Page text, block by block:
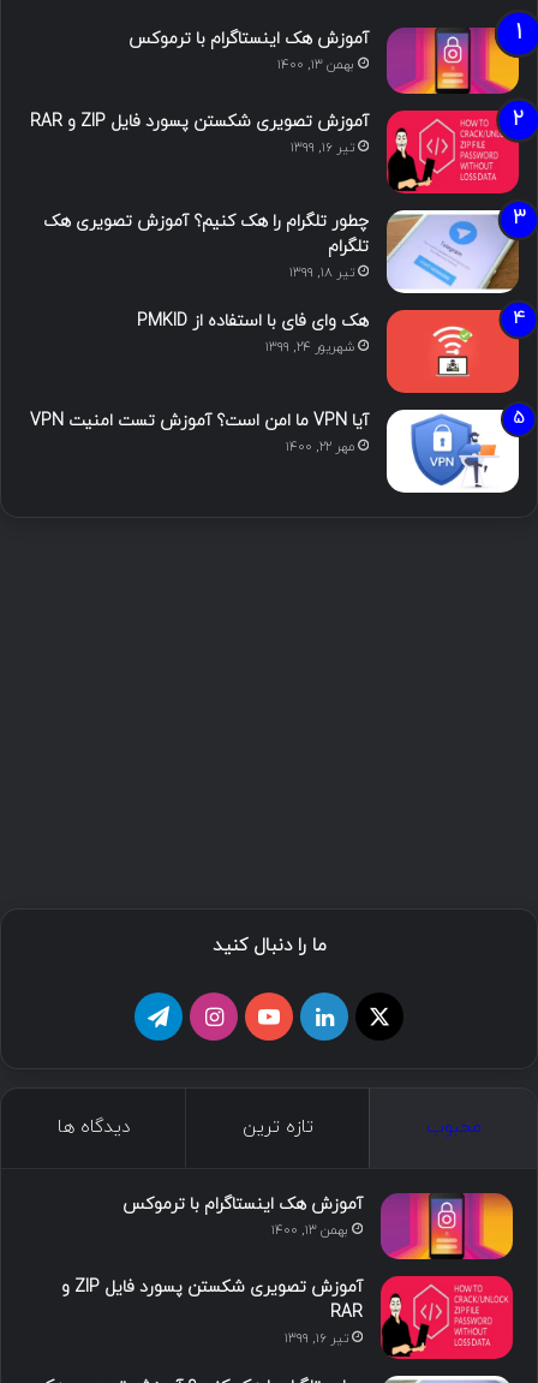
آموزش هک اینستاگرام با ترموکس
بهمن ۱۳, ۱۴۰۰
آموزش تصویری شکستن پسورد فایل ZIP و RAR
تیر ۱۶, ۱۳۹۹
چطور تلگرام را هک کنیم؟ آموزش تصویری هک
تلگرام
تیر ۱۸, ۱۳۹۹
هک وای فای با استفاده از PMKID
شهریور ۲۴, ۱۳۹۹
آیا VPN ما امن است؟ آموزش تست امنیت VPN
مهر ۲۲, ۱۴۰۰